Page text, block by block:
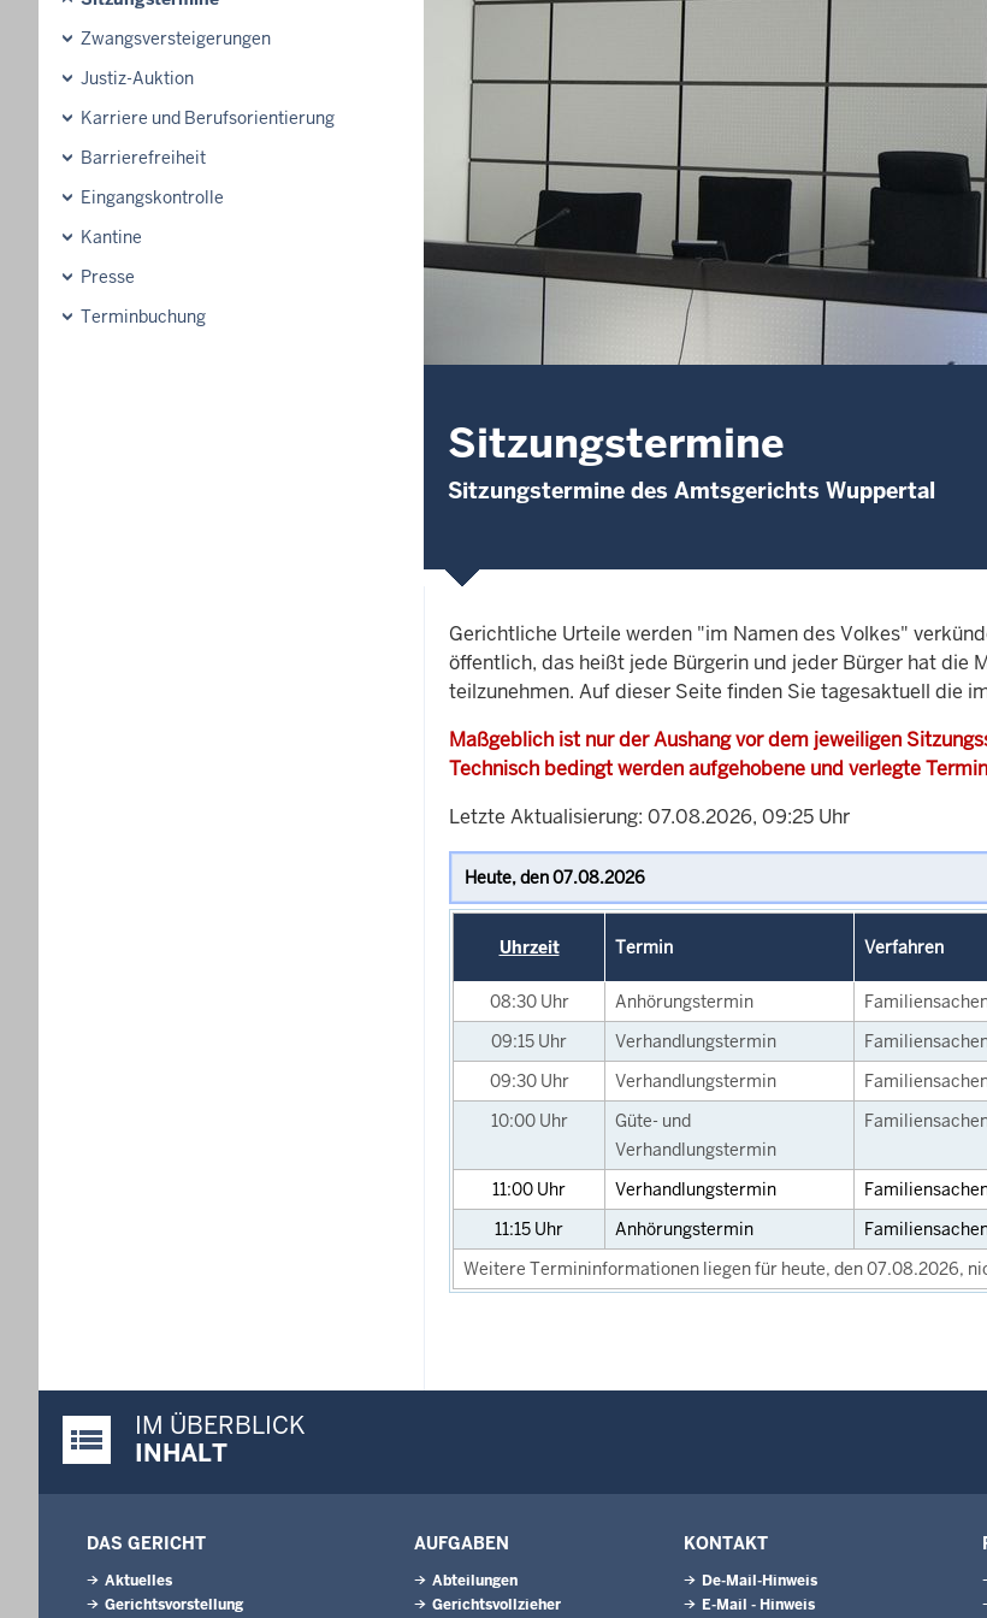
Zwangsversteigerungen
Justiz-Auktion
Karriere und Berufsorientierung
Barrierefreiheit
Eingangskontrolle
Kantine
Presse
Terminbuchung
Sitzungstermine
Sitzungstermine des Amtsgerichts Wuppertal
Gerichtliche Urteile werden "im Namen des Volkes"
öffentlich, das heißt jede Bürgerin und jeder Bürger hat die
teilzunehmen. Auf dieser Seite finden Sie tagesaktuell die
Maßgeblich ist nur der Aushang vor dem jeweiligen
Technisch bedingt werden aufgehobene und verlegte
Letzte Aktualisierung: 07.08.2026, 09:25 Uhr
Uhrzeit Termin Verfahren
08:30 Uhr Anhörungstermin
09:15 Uhr Verhandlungstermin
09:30 Uhr Verhandlungstermin
10:00 Uhr
Güte- und
Verhandlungstermin
11:00 Uhr Verhandlungstermin
11:15 Uhr Anhörungstermin
Weitere Termininformationen liegen für heute, den 07.08.2026,
Justiz-Portal im Überblick:
IM ÜBERBLICK
INHALT
DAS GERICHT
Aktuelles
Gerichtsvorstellung
AUFGABEN
Abteilungen
Gerichtsvollzieher
KONTAKT
De-Mail-Hinweis
E-Mail - Hinweis